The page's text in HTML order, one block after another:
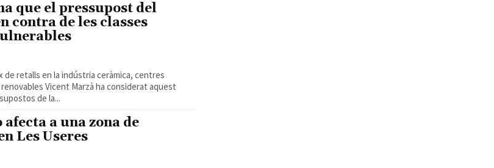
que el pressupost del
contra de les classes
de retalls en la indústria ceràmica, centres
ha considerat aquest
de la...
a una zona de
Les Useres